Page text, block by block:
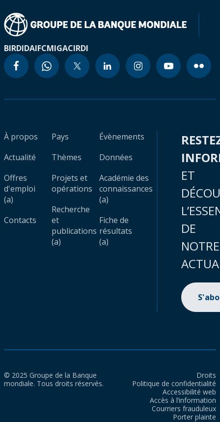
BIRDIDAIFCMIGACIRDI
À propos
Actualité
Offres
d'emploi
(a)
Contacts
Pays
Thèmes
Projets et
opérations
Recherche
et
publications
(a)
Évènements
Données
Académie des
connaissances
(a)
Fiche de
résultats
(a)
ET
DE
NOTRE
© 2025 Groupe de la Banque
mondiale. Tous droits réservés.
Droits
Politique de confidentialité
Accessibilité web
Accès à l’information
Courriers frauduleux
Porter plainte